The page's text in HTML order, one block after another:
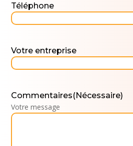
Téléphone
Votre entreprise
Commentaires(Nécessaire)
Votre message